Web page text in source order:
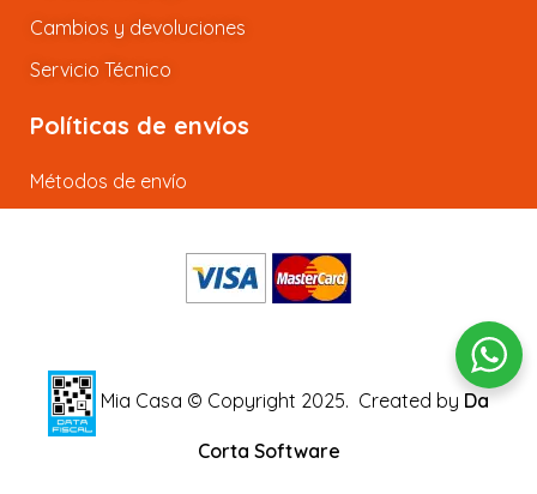
Cambios y devoluciones
Servicio Técnico
Políticas de envíos
Métodos de envío
Mia Casa © Copyright 2025. Created by Da
Corta Software